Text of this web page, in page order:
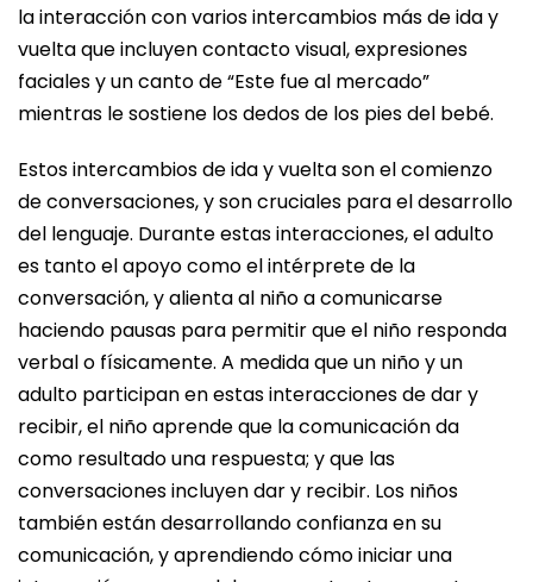
la interacción con varios intercambios más de ida y
vuelta que incluyen contacto visual, expresiones
faciales y un canto de “Este fue al mercado”
mientras le sostiene los dedos de los pies del bebé.
Estos intercambios de ida y vuelta son el comienzo
de conversaciones, y son cruciales para el desarrollo
del lenguaje. Durante estas interacciones, el adulto
es tanto el apoyo como el intérprete de la
conversación, y alienta al niño a comunicarse
haciendo pausas para permitir que el niño responda
verbal o físicamente. A medida que un niño y un
adulto participan en estas interacciones de dar y
recibir, el niño aprende que la comunicación da
como resultado una respuesta; y que las
conversaciones incluyen dar y recibir. Los niños
también están desarrollando confianza en su
comunicación, y aprendiendo cómo iniciar una